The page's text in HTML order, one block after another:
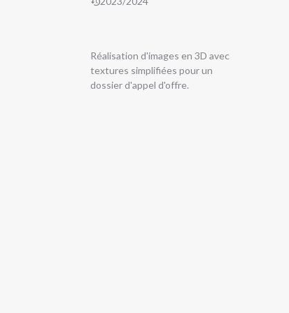
Réalisation d'images en 3D avec
textures simplifiées pour un
dossier d'appel d'offre.